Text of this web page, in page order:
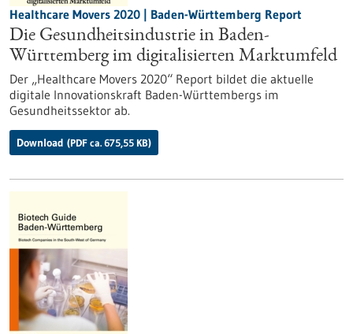
Healthcare Movers 2020 | Baden-Württemberg Report
Die Gesundheitsindustrie in Baden-
Württemberg im digitalisierten Marktumfeld
Der „Healthcare Movers 2020“ Report bildet die aktuelle
digitale Innovationskraft Baden-Württembergs im
Gesundheitssektor ab.
Download (PDF ca. 675,55 KB)